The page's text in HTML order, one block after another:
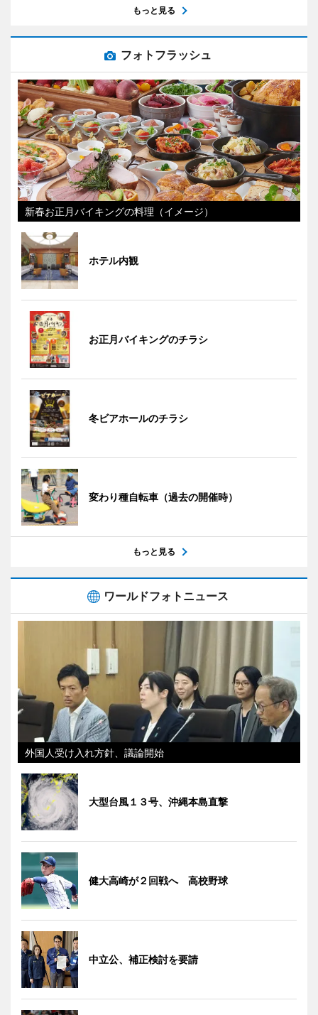
もっと見る
フォトフラッシュ
新春お正月バイキングの料理（イメージ）
ホテル内観
お正月バイキングのチラシ
冬ビアホールのチラシ
変わり種自転車（過去の開催時）
もっと見る
ワールドフォトニュース
外国人受け入れ方針、議論開始
大型台風１３号、沖縄本島直撃
健大高崎が２回戦へ 高校野球
中立公、補正検討を要請